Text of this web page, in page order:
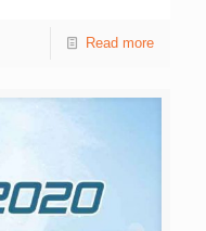
to save and then
Read more